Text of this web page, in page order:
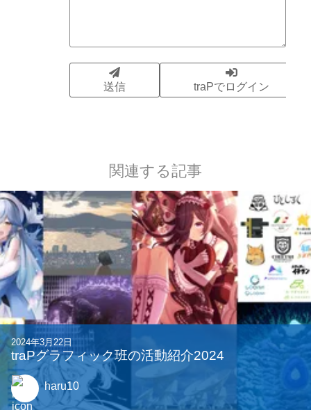
関連する記事
2024年3月22日
traPグラフィック班の活動紹介2024
haru10